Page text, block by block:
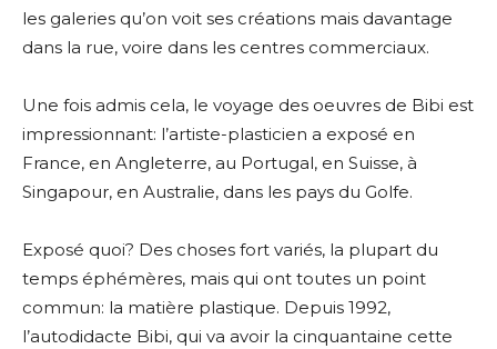
les galeries qu’on voit ses créations mais davantage
dans la rue, voire dans les centres commerciaux.
Une fois admis cela, le voyage des oeuvres de Bibi est
impressionnant: l’artiste-plasticien a exposé en
France, en Angleterre, au Portugal, en Suisse, à
Singapour, en Australie, dans les pays du Golfe.
Exposé quoi? Des choses fort variés, la plupart du
temps éphémères, mais qui ont toutes un point
commun: la matière plastique. Depuis 1992,
l’autodidacte Bibi, qui va avoir la cinquantaine cette